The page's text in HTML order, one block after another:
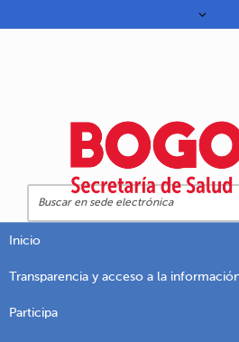
Inicio
Transparencia y acceso a la
Participa